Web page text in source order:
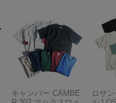
キャンバー CAMBE
ロサ